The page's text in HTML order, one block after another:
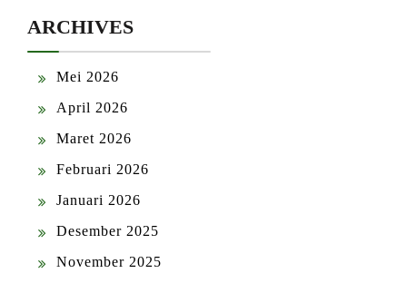
ARCHIVES
Mei 2026
April 2026
Maret 2026
Februari 2026
Januari 2026
Desember 2025
November 2025